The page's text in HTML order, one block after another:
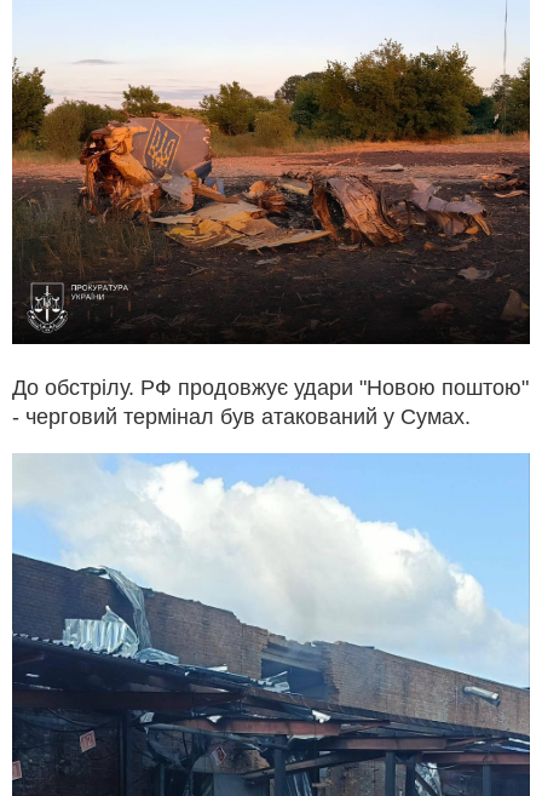
До обстрілу. РФ продовжує удари "Новою поштою"
- черговий термінал був атакований у Сумах.